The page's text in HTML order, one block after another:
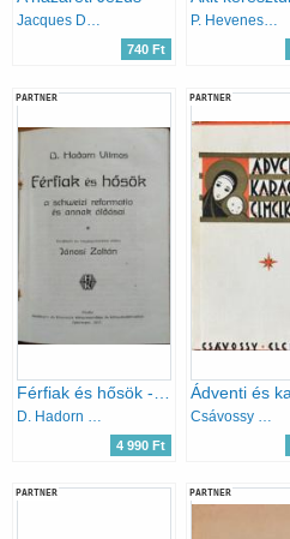
Jacques Duquesne
740 Ft
P. Hevenesi János
PARTNER
4 990 Ft
PARTNER
PARTNER PARTNER